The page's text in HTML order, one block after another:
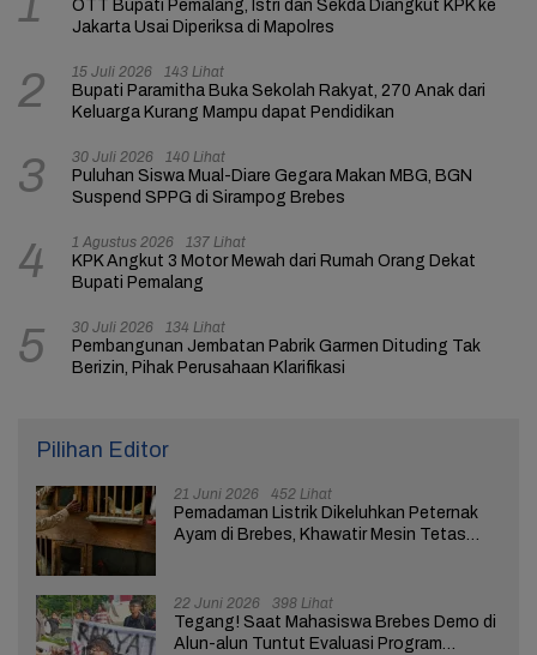
OTT Bupati Pemalang, Istri dan Sekda Diangkut KPK ke
Jakarta Usai Diperiksa di Mapolres
2 15 Juli 2026 143 Lihat
Bupati Paramitha Buka Sekolah Rakyat, 270 Anak dari
Keluarga Kurang Mampu dapat Pendidikan
3 30 Juli 2026 140 Lihat
Puluhan Siswa Mual-Diare Gegara Makan MBG, BGN
Suspend SPPG di Sirampog Brebes
4 1 Agustus 2026 137 Lihat
KPK Angkut 3 Motor Mewah dari Rumah Orang Dekat
Bupati Pemalang
5 30 Juli 2026 134 Lihat
Pembangunan Jembatan Pabrik Garmen Dituding Tak
Berizin, Pihak Perusahaan Klarifikasi
Pilihan Editor
21 Juni 2026 452 Lihat
Pemadaman Listrik Dikeluhkan Peternak
Ayam di Brebes, Khawatir Mesin Tetas
22 Juni 2026 398 Lihat
Tegang! Saat Mahasiswa Brebes Demo di
Alun-alun Tuntut Evaluasi Program